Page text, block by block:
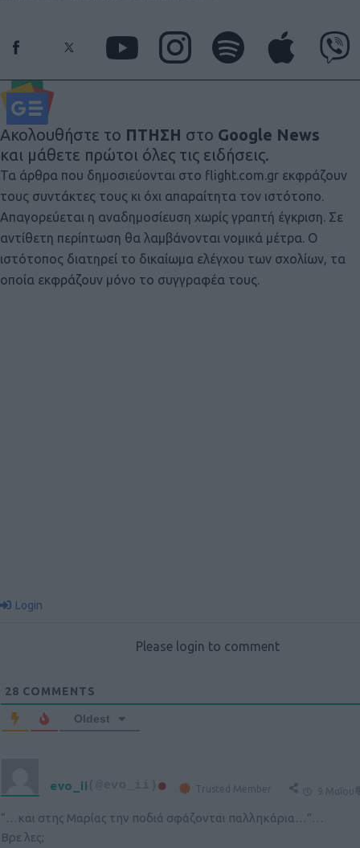
Ακολουθήστε το ΠΤΗΣΗ στο Google News
και μάθετε πρώτοι όλες τις ειδήσεις.
Τα άρθρα που δημοσιεύονται στο flight.com.gr εκφράζουν
τους συντάκτες τους κι όχι απαραίτητα τον ιστότοπο.
Απαγορεύεται η αναδημοσίευση χωρίς γραπτή έγκριση. Σε
αντίθετη περίπτωση θα λαμβάνονται νομικά μέτρα. Ο
ιστότοπος διατηρεί το δικαίωμα ελέγχου των σχολίων, τα
οποία εκφράζουν μόνο το συγγραφέα τους.
Login
Please login to comment
28 COMMENTS
Oldest
evo_ii Trusted Member 9 Μαΐου
“…και στης Μαρίας την ποδιά σφάζονται παλληκάρια…”…
Βρε λες;